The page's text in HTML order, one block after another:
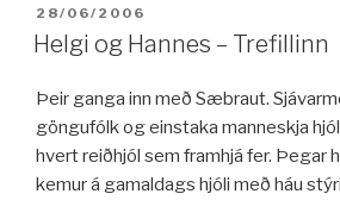
BIRT:
28/06/2006
Helgi og Hannes – Trefillinn
Þeir ganga inn með Sæbraut.
göngufólk og einstaka manneskja
hvert reiðhjól sem framhjá fer. Þegar
kemur á gamaldags hjóli með háu